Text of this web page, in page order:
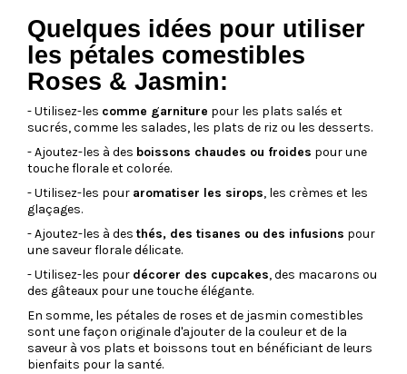
Quelques idées pour utiliser
les pétales comestibles
Roses & Jasmin:
- Utilisez-les comme garniture pour les plats salés et
sucrés, comme les salades, les plats de riz ou les desserts.
- Ajoutez-les à des boissons chaudes ou froides pour une
touche florale et colorée.
- Utilisez-les pour aromatiser les sirops, les crèmes et les
glaçages.
- Ajoutez-les à des thés, des tisanes ou des infusions pour
une saveur florale délicate.
- Utilisez-les pour décorer des cupcakes, des macarons ou
des gâteaux pour une touche élégante.
En somme, les pétales de roses et de jasmin comestibles
sont une façon originale d'ajouter de la couleur et de la
saveur à vos plats et boissons tout en bénéficiant de leurs
bienfaits pour la santé.